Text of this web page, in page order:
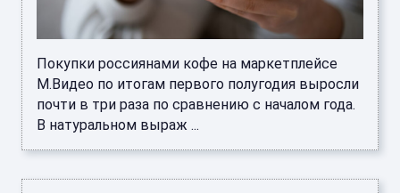
Покупки россиянами кофе на маркетплейсе
М.Видео по итогам первого полугодия выросли
почти в три раза по сравнению с началом года.
В натуральном выраж ...